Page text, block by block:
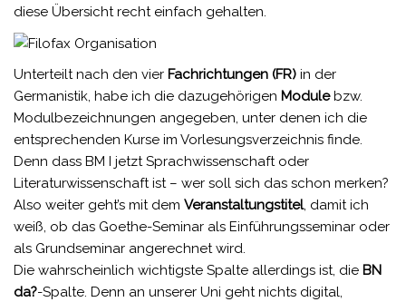
diese Übersicht recht einfach gehalten.
Unterteilt nach den vier Fachrichtungen (FR) in der
Germanistik, habe ich die dazugehörigen Modulebzw.
Modulbezeichnungen angegeben, unter denen ich die
entsprechenden Kurse im Vorlesungsverzeichnis finde.
Denn dass BM I jetzt Sprachwissenschaft oder
Literaturwissenschaft ist – wer soll sich das schon merken?
Also weiter geht’s mit dem Veranstaltungstitel, damit ich
weiß, ob das Goethe-Seminar als Einführungsseminar oder
als Grundseminar angerechnet wird.
Die wahrscheinlich wichtigste Spalte allerdings ist, die BN
da?-Spalte. Denn an unserer Uni geht nichts digital,